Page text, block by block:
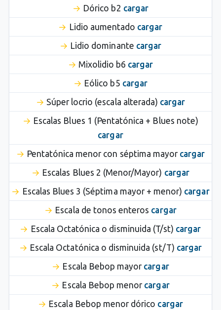
Dórico b2 cargar
Lidio aumentado cargar
Lidio dominante cargar
Mixolidio b6 cargar
Eólico b5 cargar
Súper locrio (escala alterada) cargar
Escalas Blues 1 (Pentatónica + Blues note)
cargar
Pentatónica menor con séptima mayor cargar
Escalas Blues 2 (Menor/Mayor) cargar
Escalas Blues 3 (Séptima mayor + menor) cargar
Escala de tonos enteros cargar
Escala Octatónica o disminuida (T/st) cargar
Escala Octatónica o disminuida (st/T) cargar
Escala Bebop mayor cargar
Escala Bebop menor cargar
Escala Bebop menor dórico cargar